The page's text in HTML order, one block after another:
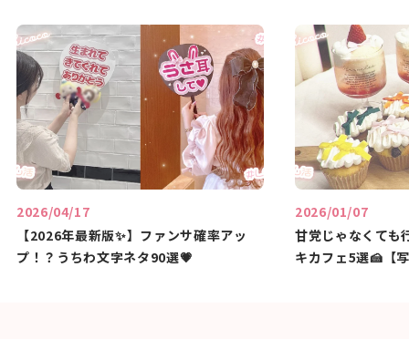
2026/04/17
【2026年最新版✨】ファンサ確率アッ
プ！？うちわ文字ネタ90選💗
2026/01/07
甘党じゃなくても
キカフェ5選🍰【